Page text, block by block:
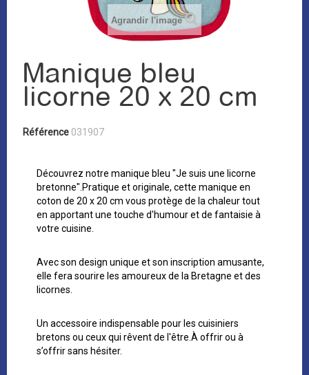
Agrandir l'image
Manique bleu
licorne 20 x 20 cm
Référence 031907
Découvrez notre manique bleu "Je suis une licorne
bretonne".Pratique et originale, cette manique en
coton de 20 x 20 cm vous protège de la chaleur tout
en apportant une touche d'humour et de fantaisie à
votre cuisine.
Avec son design unique et son inscription amusante,
elle fera sourire les amoureux de la Bretagne et des
licornes.
Un accessoire indispensable pour les cuisiniers
bretons ou ceux qui rêvent de l'être.À offrir ou à
s’offrir sans hésiter.